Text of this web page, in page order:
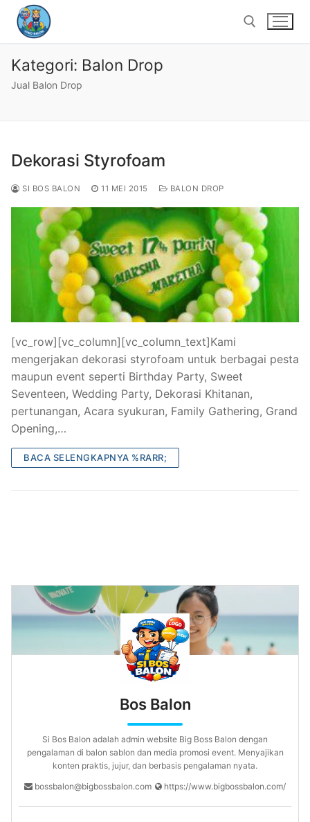
Lompat
konten
Kategori: Balon Drop
Jual Balon Drop
Dekorasi Styrofoam
SI BOS BALON 11 MEI 2015 BALON DROP
[vc_row][vc_column][vc_column_text]Kami
mengerjakan dekorasi styrofoam untuk berbagai pesta
maupun event seperti Birthday Party, Sweet
Seventeen, Wedding Party, Dekorasi Khitanan,
pertunangan, Acara syukuran, Family Gathering, Grand
Opening,…
BACA SELENGKAPNYA %RARR;
Bos Balon
Si Bos Balon adalah admin website Big Boss Balon dengan
pengalaman di balon sablon dan media promosi event. Menyajikan
konten praktis, jujur, dan berbasis pengalaman nyata.
bossbalon@bigbossbalon.com
https://www.bigbossbalon.com/